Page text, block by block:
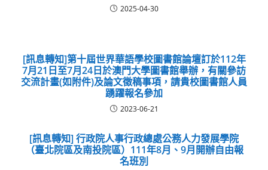
2025-04-30
[訊息轉知]第十屆世界華語學校圖書館論壇訂於112年
7月21日至7月24日於澳門大學圖書館舉辦，有關參訪
交流計畫(如附件)及論文徵稿事項，請貴校圖書館人員
踴躍報名參加
2023-06-21
[訊息轉知] 行政院人事行政總處公務人力發展學院
（臺北院區及南投院區）111年8月、9月開辦自由報
名班別